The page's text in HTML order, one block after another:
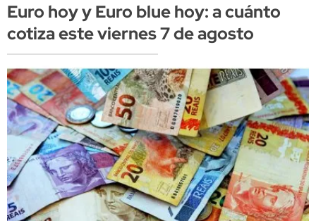
Euro hoy y Euro blue hoy: a cuánto
cotiza este viernes 7 de agosto